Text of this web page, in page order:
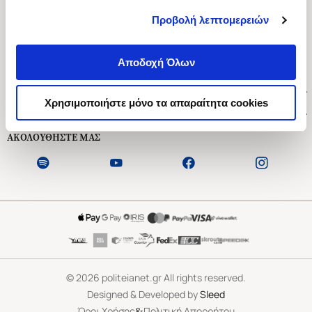
Προβολή λεπτομερειών
Αποδοχή Όλων
Χρησιμοποιήστε μόνο τα απαραίτητα cookies
Ασκληπιού 1-3, Αθήνα 106 79
Δευτέρα - Παρασκευή 09:00-21:00
Εξυπηρέτηση Πελατών
ΑΚΟΛΟΥΘΗΣΤΕ ΜΑΣ
©2026 politeianet.gr All rights reserved.
Designed & Developed bySleed